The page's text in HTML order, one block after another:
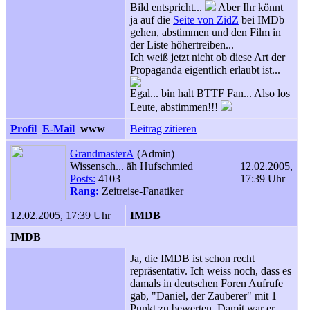
Bild entspricht...
Aber Ihr könnt
ja auf die Seite von ZidZ bei IMDb
gehen, abstimmen und den Film in
der Liste höhertreiben...
Ich weiß jetzt nicht ob diese Art der
Propaganda eigentlich erlaubt ist...
Egal... bin halt BTTF Fan... Also los
Leute, abstimmen!!!
Profil E-Mail www Beitrag zitieren
GrandmasterA (Admin)
Wissensch... äh Hufschmied
Posts: 4103
Rang: Zeitreise-Fanatiker
12.02.2005,
17:39 Uhr
12.02.2005, 17:39 Uhr
IMDB
IMDB
Ja, die IMDB ist schon recht
repräsentativ. Ich weiss noch, dass es
damals in deutschen Foren Aufrufe
gab, "Daniel, der Zauberer" mit 1